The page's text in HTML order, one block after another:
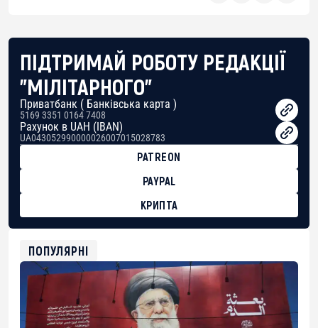
ПІДТРИМАЙ РОБОТУ РЕДАКЦІЇ
"МІЛІТАРНОГО"
Приватбанк ( Банківська карта )
5169 3351 0164 7408
Рахунок в UAH (IBAN)
UA043052990000026007015028783
PATREON
PAYPAL
КРИПТА
USDT
0x8676644fA7B6d328310283cAC1065Ae01d97CEe7
ETH
0xfD02863D3289416fcF50975c9DFda13623f97758
ПОПУЛЯРНІ